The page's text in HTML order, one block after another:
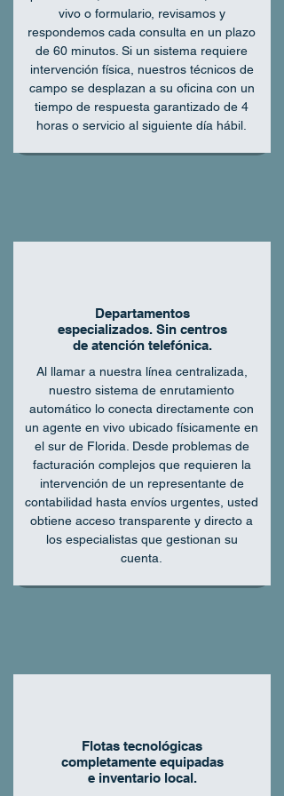
vivo o formulario, revisamos y
respondemos cada consulta en un plazo
de 60 minutos. Si un sistema requiere
intervención física, nuestros técnicos de
campo se desplazan a su oficina con un
tiempo de respuesta garantizado de 4
horas o servicio al siguiente día hábil.
Departamentos
especializados. Sin centros
de atención telefónica.
Al llamar a nuestra línea centralizada,
nuestro sistema de enrutamiento
automático lo conecta directamente con
un agente en vivo ubicado físicamente en
el sur de Florida. Desde problemas de
facturación complejos que requieren la
intervención de un representante de
contabilidad hasta envíos urgentes, usted
obtiene acceso transparente y directo a
los especialistas que gestionan su
cuenta.
Flotas tecnológicas
completamente equipadas
e inventario local.